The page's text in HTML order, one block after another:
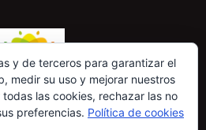
y de terceros para garantizar el
medir su uso y mejorar nuestros
las cookies, rechazar las no
preferencias. Política de cookies